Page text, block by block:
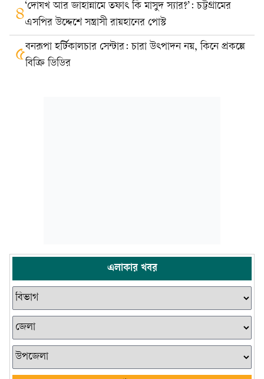
৪‘দোযখ আর জাহান্নামে তফাৎ কি মাসুদ স্যার?’: চট্টগ্রামের
এসপির উদ্দেশে সন্ত্রাসী রায়হানের পোস্ট
৫বনরূপা হর্টিকালচার সেন্টার: চারা উৎপাদন নয়, কিনে প্রকল্পে
বিক্রি ডিডির
এলাকার খবর